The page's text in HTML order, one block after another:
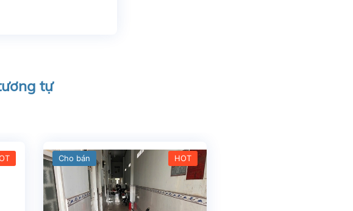
tự
Cho bán HOT